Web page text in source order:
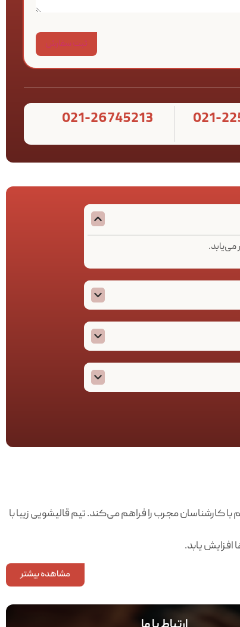
021-
021-26745213
می‌یابد.
با کارشناسان مجرب را فراهم می‌کند. تیم قالیشویی زیبا با
یابد.
مشاهده بیشتر